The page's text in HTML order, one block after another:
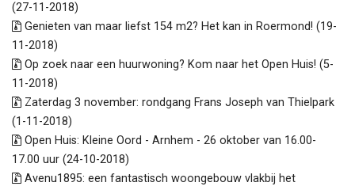
(27-11-2018)
Genieten van maar liefst 154 m2? Het kan in Roermond! (19-
11-2018)
Op zoek naar een huurwoning? Kom naar het Open Huis! (5-
11-2018)
Zaterdag 3 november: rondgang Frans Joseph van Thielpark
(1-11-2018)
Open Huis: Kleine Oord - Arnhem - 26 oktober van 16.00-
17.00 uur (24-10-2018)
Avenu1895: een fantastisch woongebouw vlakbij het